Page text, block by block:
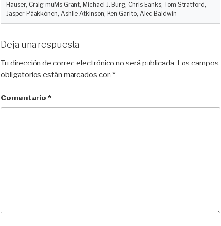
Hauser, Craig muMs Grant, Michael J. Burg, Chris Banks, Tom Stratford,
Jasper Pääkkönen, Ashlie Atkinson, Ken Garito, Alec Baldwin
Deja una respuesta
Tu dirección de correo electrónico no será publicada. Los campos
obligatorios están marcados con *
Comentario *